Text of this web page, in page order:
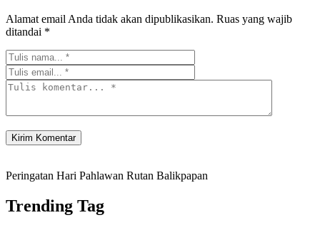
Alamat email Anda tidak akan dipublikasikan. Ruas yang wajib
ditandai *
Peringatan Hari Pahlawan Rutan Balikpapan
Trending Tag